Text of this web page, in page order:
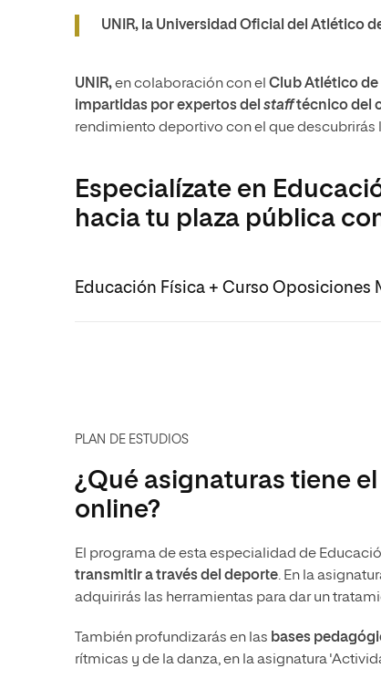
UNIR, la Universidad Oficial del Atlético
UNIR,en colaboración con el Club Atlético de
impartidas por expertos del stafftécnico del
rendimiento deportivo con el que descubrirás
Especialízate en
hacia tu plaza pública
Educación Física + Curso Oposiciones
PLAN DE ESTUDIOS
¿Qué asignaturas tiene
online?
El programa de esta especialidad de
transmitir a través del deporte. En la
adquirirás las herramientas para dar un
También profundizarás en las bases
rítmicas y de la danza, en la asignatura